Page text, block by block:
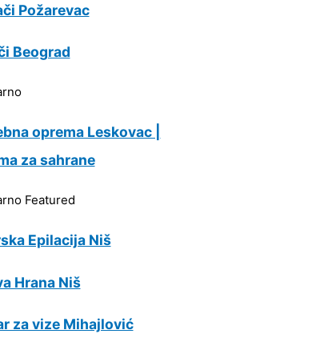
Požarevac
Beograd
oprema Leskovac |
za sahrane
Featured
Epilacija Niš
Hrana Niš
za vize Mihajlović